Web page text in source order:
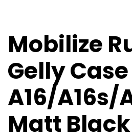
Mobilize
Gelly Case
A16/A16s/
Matt Black